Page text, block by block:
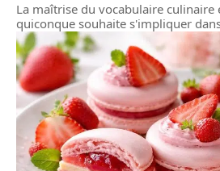
La maîtrise du vocabulaire culinaire
quiconque souhaite s'impliquer